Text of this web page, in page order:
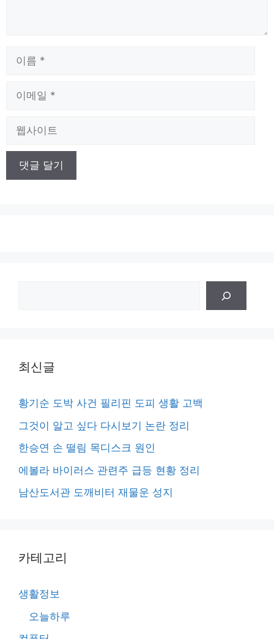
최신글
황기순 도박 사건 필리핀 도피 생활 고백
그것이 알고 싶다 다시보기 논란 정리
한승연 손 떨림 목디스크 원인
에볼라 바이러스 관련주 급등 현황 정리
남산도서관 도깨비터 재물운 성지
카테고리
생활정보
오늘하루